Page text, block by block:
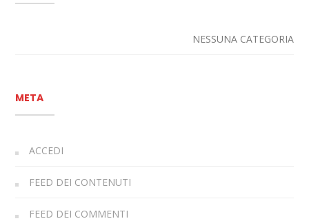
NESSUNA CATEGORIA
META
ACCEDI
FEED DEI CONTENUTI
FEED DEI COMMENTI